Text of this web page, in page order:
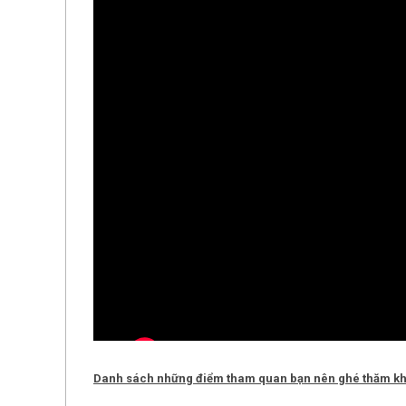
Danh sách những điểm tham quan bạn nên ghé thăm